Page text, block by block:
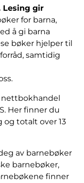
Lesing gir
for barna,
å gi barna
bøker hjelper til
samtidig
Her finner du
og totalt over 13
av barnebøker
barnebøker,
finner